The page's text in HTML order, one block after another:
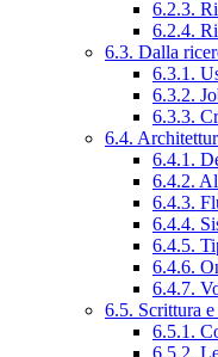
6.2.3.
6.2.4.
6.3. Dalla
6.3.1.
6.3.2.
6.3.3.
6.4.
6.4.1.
6.4.2.
6.4.3.
6.4.4.
6.4.5.
6.4.6.
6.4.7.
6.5. Scrittura
6.5.1.
6.5.2.